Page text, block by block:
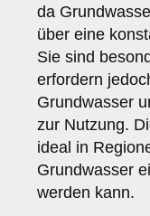
da
über eine
Sie sind
erfordern
Grundwasser
zur Nutzung.
ideal in
Grundwasser
werden kann.